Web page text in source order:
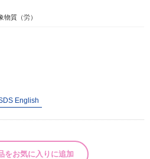
質（労）
English
をお気に入りに追加